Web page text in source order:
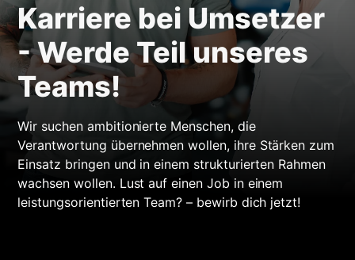
Karriere bei Umsetzer
- Werde Teil unseres
Teams!
Wir suchen ambitionierte Menschen, die
Verantwortung übernehmen wollen, ihre Stärken zum
Einsatz bringen und in einem strukturierten Rahmen
wachsen wollen. Lust auf einen Job in einem
leistungsorientierten Team? – bewirb dich jetzt!